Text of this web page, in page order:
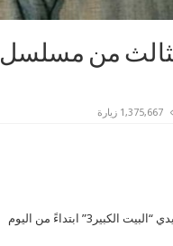
من مسلسل
1,375,667 زيارة
أعلنت الفنانه إيمان أيوب عن عرض حلقات الجزء الثالث من المسلسل الصعيدي “البيت الكبير3” ابتداءً من اليوم